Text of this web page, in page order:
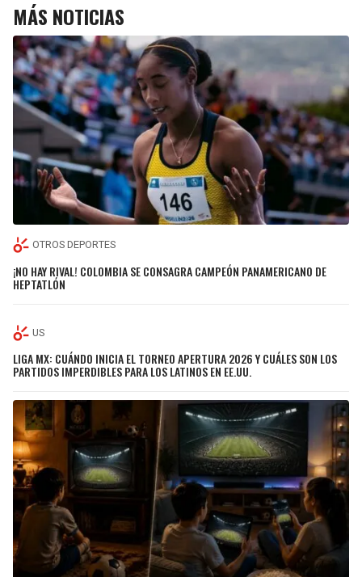
MÁS NOTICIAS
OTROS DEPORTES
¡NO HAY RIVAL! COLOMBIA SE CONSAGRA CAMPEÓN PANAMERICANO DE
HEPTATLÓN
US
LIGA MX: CUÁNDO INICIA EL TORNEO APERTURA 2026 Y CUÁLES SON LOS
PARTIDOS IMPERDIBLES PARA LOS LATINOS EN EE.UU.